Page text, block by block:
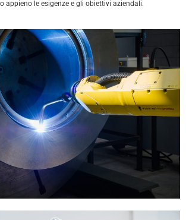
appieno le esigenze e gli obiettivi aziendali.